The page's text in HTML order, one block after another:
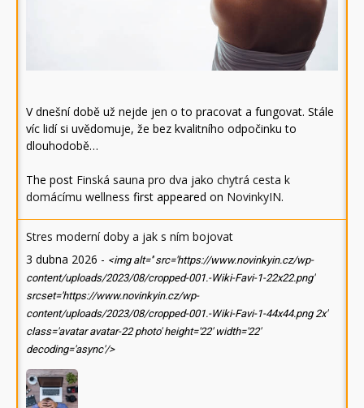
V dnešní době už nejde jen o to pracovat a fungovat. Stále
víc lidí si uvědomuje, že bez kvalitního odpočinku to
dlouhodobě…
The post Finská sauna pro dva jako chytrá cesta k
domácímu wellness first appeared on NovinkyIN.
Stres moderní doby a jak s ním bojovat
3 dubna 2026 - <img alt='' src='https://www.novinkyin.cz/wp-
content/uploads/2023/08/cropped-001.-Wiki-Favi-1-22x22.png'
srcset='https://www.novinkyin.cz/wp-
content/uploads/2023/08/cropped-001.-Wiki-Favi-1-44x44.png 2x'
class='avatar avatar-22 photo' height='22' width='22'
decoding='async'/>